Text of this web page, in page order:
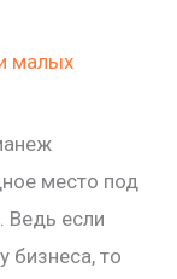
малых
манеж
место под
Ведь если
бизнеса, то